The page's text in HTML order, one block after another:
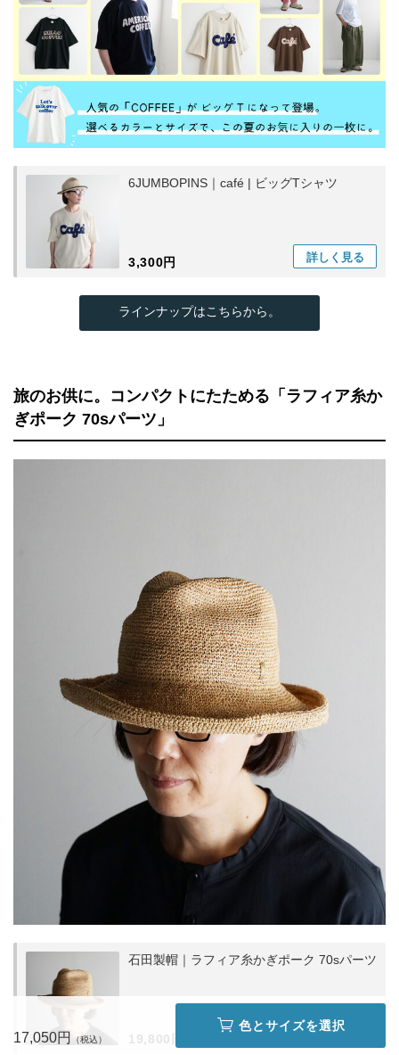
6JUMBOPINS｜café | ビッグTシャツ
3,300円 詳しく 見る
ラインナップはこちらから。
旅のお供に。コンパクトにたためる「ラフィア糸か
ぎポーク 70sパーツ」
石田製帽｜ラフィア糸かぎポーク 70sパーツ
19,800円 詳しく 見る
17,050円
色とサイズを選択